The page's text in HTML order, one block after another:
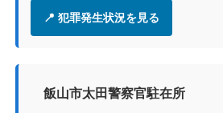
📍 犯罪発生状況を見る
飯山市太田警察官駐在所